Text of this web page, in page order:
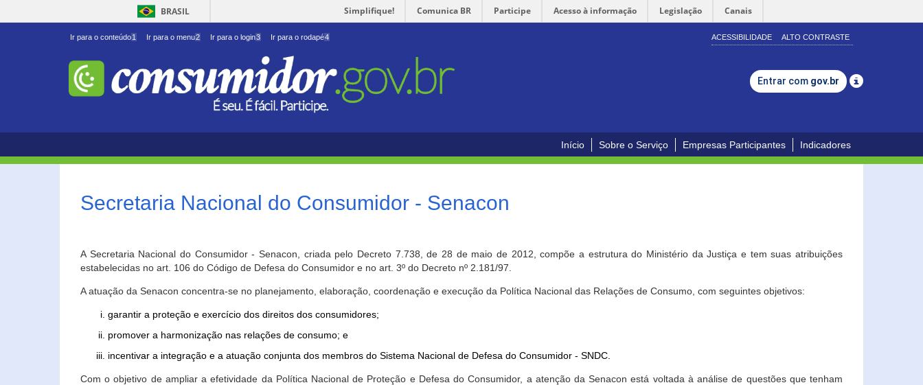
BRASIL Simplifique! Comunica BR Participe Acesso à informação Legislação Canais
Ir para o conteúdo1 Ir para o menu2 Ir para o login3 Ir para o rodapé4 ACESSIBILIDADE ALTO CONTRASTE
Entrar com gov.br
Início Sobre o Serviço Empresas Participantes Indicadores
Secretaria Nacional do Consumidor - Senacon
A Secretaria Nacional do Consumidor - Senacon, criada pelo Decreto 7.738, de 28 de maio de 2012, compõe a estrutura do Ministério da Justiça e tem suas atribuições
estabelecidas no art. 106 do Código de Defesa do Consumidor e no art. 3º do Decreto nº 2.181/97.
A atuação da Senacon concentra-se no planejamento, elaboração, coordenação e execução da Política Nacional das Relações de Consumo, com seguintes objetivos:
garantir a proteção e exercício dos direitos dos consumidores;
promover a harmonização nas relações de consumo; e
incentivar a integração e a atuação conjunta dos membros do Sistema Nacional de Defesa do Consumidor - SNDC.
Com o objetivo de ampliar a efetividade da Política Nacional de Proteção e Defesa do Consumidor, a atenção da Senacon está voltada à análise de questões que tenham